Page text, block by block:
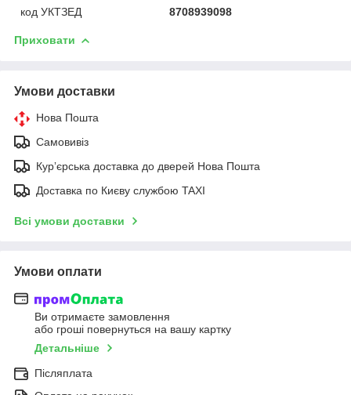
код УКТЗЕД
8708939098
Приховати
Умови доставки
Нова Пошта
Самовивіз
Курʼєрська доставка до дверей Нова Пошта
Доставка по Києву службою TAXI
Всі умови доставки
Умови оплати
Ви отримаєте замовлення
або гроші повернуться на вашу картку
Детальніше
Післяплата